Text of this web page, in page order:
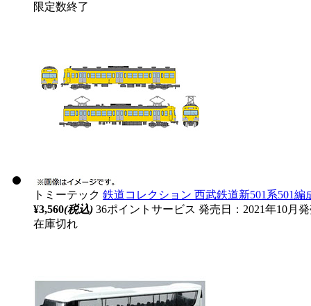
限定数終了
トミーテック 鉄道コレクション 西武鉄道新501系501編
¥3,560(税込) 36ポイントサービス 発売日：2021年10月
在庫切れ